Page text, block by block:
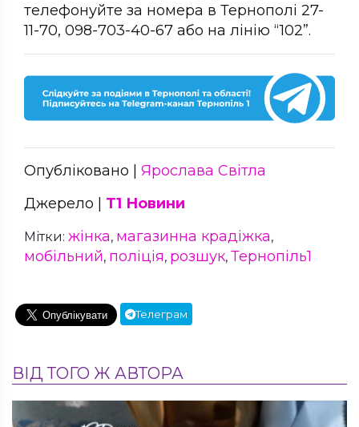
телефонуйте за номера в Тернополі 27-
11-70, 098-703-40-67 або на лінію “102”.
Опубліковано | Ярослава Світла
Джерело | Т1 Новини
Мітки: жінка, магазинна крадіжка,
мобільний, поліція, розшук, Тернопіль1
Телеграм
ВІД ТОГО Ж АВТОРА